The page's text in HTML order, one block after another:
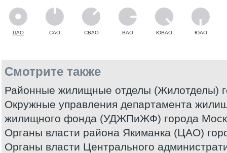
ЦАО САО СВАО ВАО ЮВАО ЮАО
Смотрите также
Районные жилищные отделы (Жилотделы)
Окружные управления департамента
жилищного фонда (УДЖПиЖФ) города
Органы власти района Якиманка (ЦАО)
Органы власти Центрального